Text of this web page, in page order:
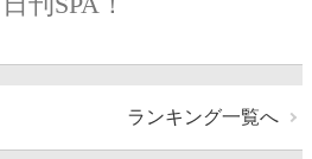
ランキング一覧へ